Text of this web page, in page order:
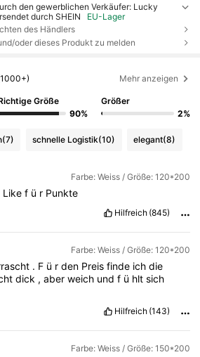
den gewerblichen Verkäufer: Lucky
durch SHEIN
EU-Lager
des Händlers
oder dieses Produkt zu melden
Mehr anzeigen
Größe
90%
Größer
2%
(7) schnelle Logistik(10) elegant(8)
Farbe: Weiss / Größe: 120*200
Like f ü r Punkte
Hilfreich (845)
Farbe: Weiss / Größe: 120*200
. F ü r den Preis finde ich die
dick ,aberweich undf ü hltsich
Hilfreich (143)
Farbe: Weiss / Größe: 150*200